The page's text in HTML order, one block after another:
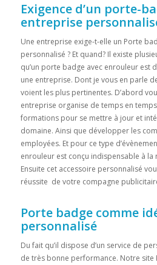
Exigence d’un porte-
entreprise
Une entreprise exige-t-elle un Porte
personnalisé ? Et quand? Il existe
qu’un porte badge avec enrouleur
une entreprise. Dont je vous en parle
voient les plus pertinentes. D’abord
entreprise organise de temps en
formations pour se mettre à jour et
domaine. Ainsi que développer les
employées. Et pour ce type
enrouleur est conçu indispensable à la
Ensuite cet accessoire personnalisé
réussite de votre compagne
Porte badge comme
personnalisé
Du fait qu’il dispose d’un service de
de très bonne performance. Notre site